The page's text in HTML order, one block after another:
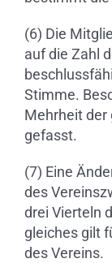
(6) Die
auf die Zahl
Stimme.
Mehrheit der
gefasst.
(7) Eine
des
drei Vierteln
gleiches gilt
des Vereins.